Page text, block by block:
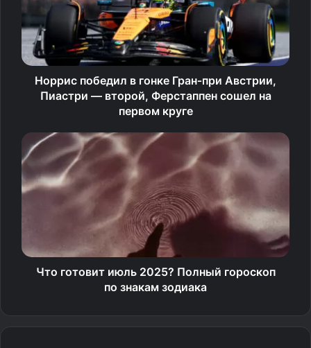
— и слушайте…
В этом видео — три уникальных взгляда на архетипы
души.
игрушки на картинке!
Норрис победил в гонке Гран‑при Австрии,
Пиастри — второй, Ферстаппен сошел на
первом круге
Что готовит июль 2025? Полный гороскоп
по знакам зодиака